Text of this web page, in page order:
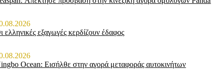
ελληνικές εξαγωγές κερδίζουν έδαφος
Ocean: Εισήλθε στην αγορά μεταφοράς αυτοκινήτων